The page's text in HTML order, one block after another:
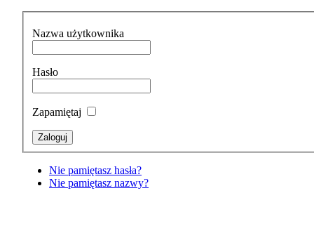
Nazwa użytkownika
Hasło
Zapamiętaj
Nie pamiętasz hasła?
Nie pamiętasz nazwy?